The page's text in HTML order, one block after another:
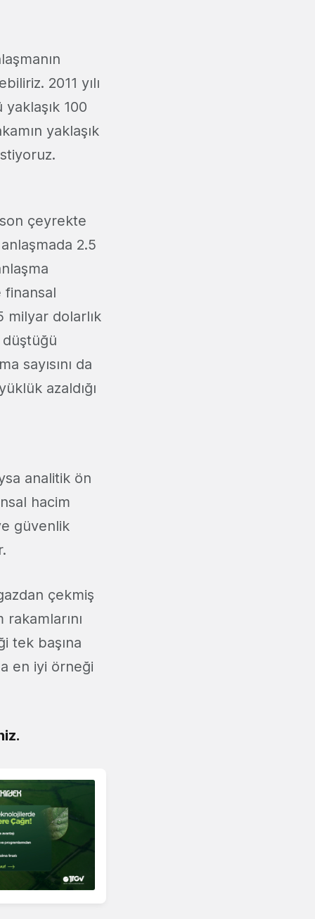
2011 yılı
100
yaklaşık
çeyrekte
2.5
finansal
milyar dolarlık
düştüğü
sayısını da
azaldığı
analitik ön
hacim
güvenlik
çekmiş
tek başına
en iyi örneği